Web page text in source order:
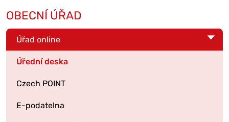
OBECNÍ ÚŘAD
Úřad online
Úřední deska
Czech POINT
E-podatelna